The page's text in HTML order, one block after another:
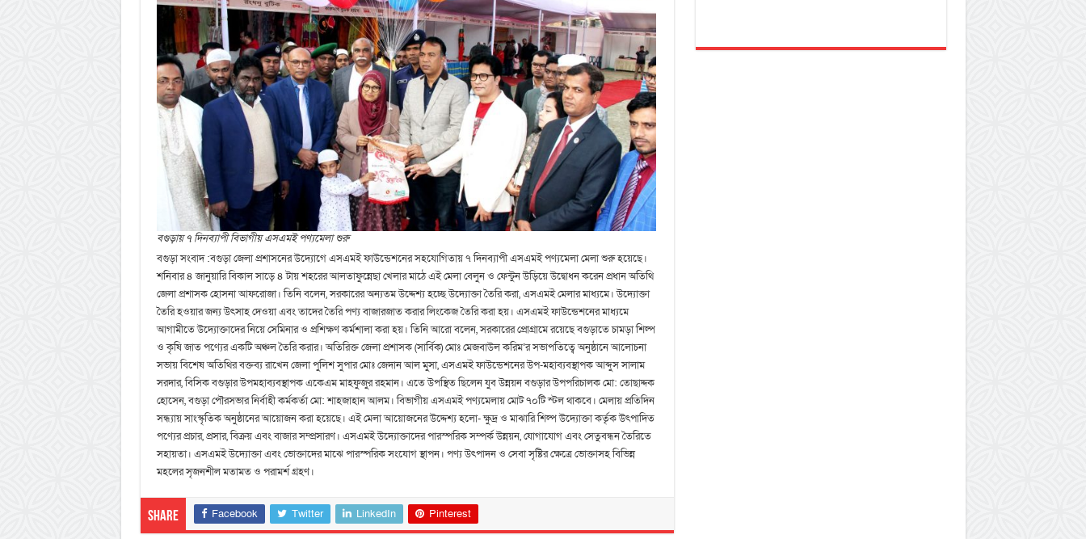
বগুড়ায় ৭ দিনব্যাপী বিভাগীয় এসএমই পণ্যমেলা শুরু
বগুড়া সংবাদ :বগুড়া জেলা প্রশাসনের উদ্যোগে এসএমই ফাউন্ডেশনের সহযোগিতায় ৭ দিনব্যাপী এসএমই পণ্যমেলা মেলা শুরু হয়েছে।
শনিবার ৪ জানুয়ারি বিকাল সাড়ে ৪ টায় শহরের আলতাফুন্নেছা খেলার মাঠে এই মেলা বেলুন ও ফেন্টুন উড়িয়ে উদ্বোধন করেন প্রধান অতিথি
জেলা প্রশাসক হোসনা আফরোজা। তিনি বলেন, সরকারের অন্যতম উদ্দেশ্য হচ্ছে উদ্যোক্তা তৈরি করা, এসএমই মেলার মাধ্যমে। উদ্যোক্তা
তৈরি হওয়ার জন্য উৎসাহ দেওয়া এবং তাদের তৈরি পণ্য বাজারজাত করার লিংকেজ তৈরি করা হয়। এসএমই ফাউন্ডেশনের মাধ্যমে
আগামীতে উদ্যোক্তাদের নিয়ে সেমিনার ও প্রশিক্ষণ কর্মশালা করা হয়। তিনি আরো বলেন, সরকারের প্রোগ্রামে রয়েছে বগুড়াতে চামড়া শিল্প
ও কৃষি জাত পণ্যের একটি অঞ্চল তৈরি করার। অতিরিক্ত জেলা প্রশাসক (সার্বিক) মোঃ মেজবাউল করিম’র সভাপতিত্বে অনুষ্ঠানে আলোচনা
সভায় বিশেষ অতিথির বক্তব্য রাখেন জেলা পুলিশ সুপার মোঃ জেদান আল মুসা, এসএমই ফাউন্ডেশনের উপ-মহাব্যবস্থাপক আব্দুস সালাম
সরদার, বিসিক বগুড়ার উপমহাব্যবস্থাপক একেএম মাহফুজুর রহমান। এতে উপস্থিত ছিলেন যুব উন্নয়ন বগুড়ার উপপরিচালক মো: তোছাদ্দক
হোসেন, বগুড়া পৌরসভার নির্বাহী কর্মকর্তা মো: শাহজাহান আলম। বিভাগীয় এসএমই পণ্যমেলায় মোট ৭০টি স্টল থাকবে। মেলায় প্রতিদিন
সন্ধ্যায় সাংস্কৃতিক অনুষ্ঠানের আয়োজন করা হয়েছে। এই মেলা আয়োজনের উদ্দেশ্য হলো- ক্ষুদ্র ও মাঝারি শিল্প উদ্যোক্তা কর্তৃক উৎপাদিত
পণ্যের প্রচার, প্রসার, বিক্রয় এবং বাজার সম্প্রসারণ। এসএমই উদ্যোক্তাদের পারস্পরিক সম্পর্ক উন্নয়ন, যোগাযোগ এবং সেতুবন্ধন তৈরিতে
সহায়তা। এসএমই উদ্যোক্তা এবং ভোক্তাদের মাঝে পারস্পরিক সংযোগ স্থাপন। পণ্য উৎপাদন ও সেবা সৃষ্টির ক্ষেত্রে ভোক্তাসহ বিভিন্ন
মহলের সৃজনশীল মতামত ও পরামর্শ গ্রহণ।
Share Facebook Twitter LinkedIn Pinterest